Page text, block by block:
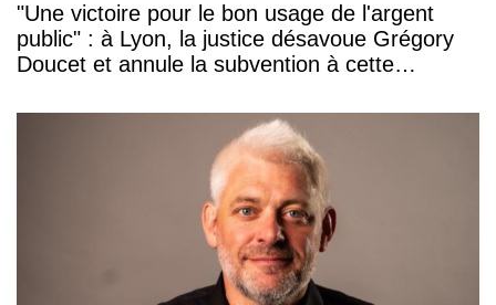
"Une victoire pour le bon usage de l'argent
public" : à Lyon, la justice désavoue Grégory
Doucet et annule la subvention à cette